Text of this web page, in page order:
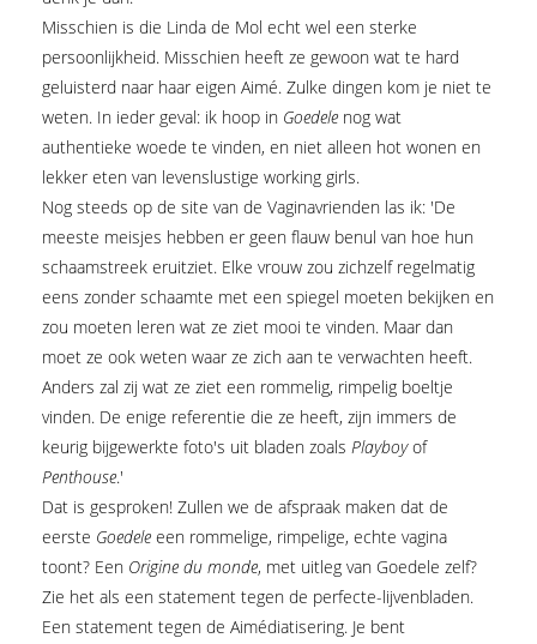
Misschien is die Linda de Mol echt wel een sterke
persoonlijkheid. Misschien heeft ze gewoon wat te hard
geluisterd naar haar eigen Aimé. Zulke dingen kom je niet te
weten. In ieder geval: ik hoop in Goedele nog wat
authentieke woede te vinden, en niet alleen hot wonen en
lekker eten van levenslustige working girls.
Nog steeds op de site van de Vaginavrienden las ik: 'De
meeste meisjes hebben er geen flauw benul van hoe hun
schaamstreek eruitziet. Elke vrouw zou zichzelf regelmatig
eens zonder schaamte met een spiegel moeten bekijken en
zou moeten leren wat ze ziet mooi te vinden. Maar dan
moet ze ook weten waar ze zich aan te verwachten heeft.
Anders zal zij wat ze ziet een rommelig, rimpelig boeltje
vinden. De enige referentie die ze heeft, zijn immers de
keurig bijgewerkte foto's uit bladen zoals Playboyof
Penthouse.'
Dat is gesproken! Zullen we de afspraak maken dat de
eerste Goedele een rommelige, rimpelige, echte vagina
toont? Een Origine du monde, met uitleg van Goedele zelf?
Zie het als een statement tegen de perfecte-lijvenbladen.
Een statement tegen de Aimédiatisering. Je bent